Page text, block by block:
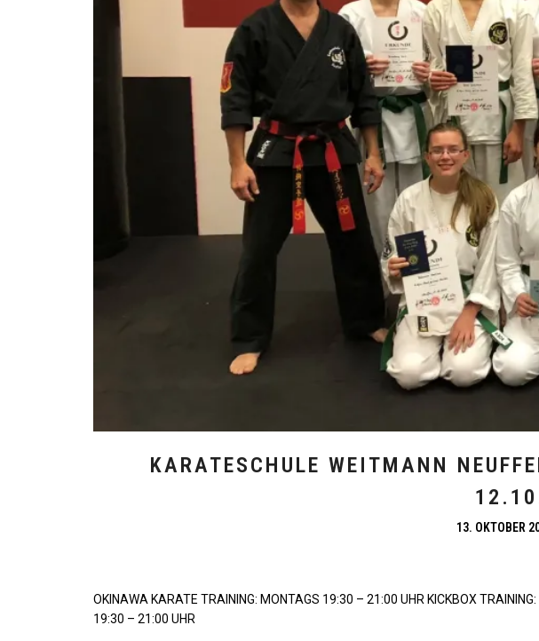
KARATESCHULE WEITMANN
13. OKTOBER
OKINAWA KARATE TRAINING: MONTAGS 19:30 – 21:00 UHR KICKBOX
19:30 – 21:00 UHR